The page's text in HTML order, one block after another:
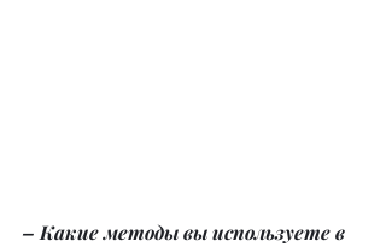
– Какие методы вы используете в